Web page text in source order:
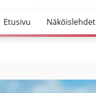
Etusivu Näköislehdet